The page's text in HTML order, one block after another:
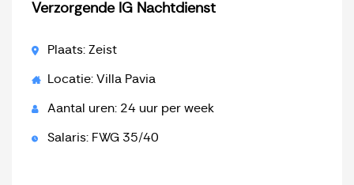
Verzorgende IG Nachtdienst
Plaats: Zeist
Locatie: Villa Pavia
Aantal uren: 24 uur per week
Salaris: FWG 35/40